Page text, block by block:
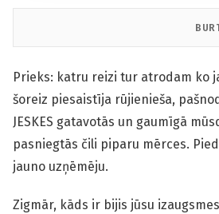
Prieks: katru reizi tur atrodam ko
šoreiz piesaistīja rūjienieša,
JESKES gatavotās un gaumīgā
pasniegtās čili piparu mērces.
jauno uzņēmēju.
Zigmār, kāds ir bijis jūsu